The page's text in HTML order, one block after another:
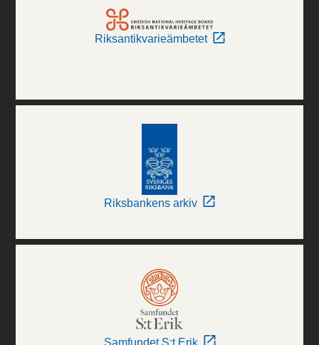
Riksantikvarieämbetet
Riksbankens arkiv
Samfundet S:t Erik